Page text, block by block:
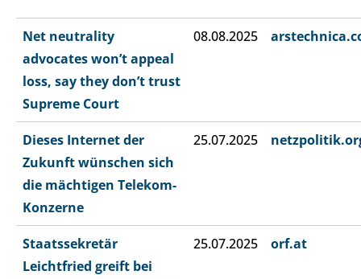
Net neutrality
advocates won’t appeal
loss, say they don’t trust
Supreme Court
08.08.2025
Dieses Internet der
Zukunft wünschen sich
die mächtigen Telekom-
Konzerne
25.07.2025
Staatssekretär
Leichtfried greift bei
25.07.2025 orf.at